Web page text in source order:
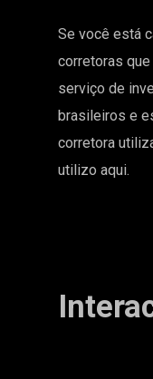
Se você está
corretoras
serviço de
brasileiros e
corretora
utilizo aqui.